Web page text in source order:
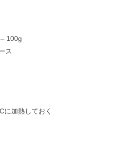
100g
ス
に加熱しておく